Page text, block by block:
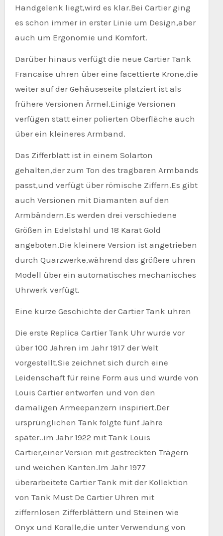
Handgelenk liegt,wird es klar.Bei Cartier ging
es schon immer in erster Linie um Design,aber
auch um Ergonomie und Komfort.
Darüber hinaus verfügt die neue Cartier Tank
Francaise uhren über eine facettierte Krone,die
weiter auf der Gehäuseseite platziert ist als
frühere Versionen Ärmel.Einige Versionen
verfügen statt einer polierten Oberfläche auch
über ein kleineres Armband.
Das Zifferblatt ist in einem Solarton
gehalten,der zum Ton des tragbaren Armbands
passt,und verfügt über römische Ziffern.Es gibt
auch Versionen mit Diamanten auf den
Armbändern.Es werden drei verschiedene
Größen in Edelstahl und 18 Karat Gold
angeboten.Die kleinere Version ist angetrieben
durch Quarzwerke,während das größere uhren
Modell über ein automatisches mechanisches
Uhrwerk verfügt.
Eine kurze Geschichte der Cartier Tank uhren
Die erste Replica Cartier Tank Uhr wurde vor
über 100 Jahren im Jahr 1917 der Welt
vorgestellt.Sie zeichnet sich durch eine
Leidenschaft für reine Form aus und wurde von
Louis Cartier entworfen und von den
damaligen Armeepanzern inspiriert.Der
ursprünglichen Tank folgte fünf Jahre
später..im Jahr 1922 mit Tank Louis
Cartier,einer Version mit gestreckten Trägern
und weichen Kanten.Im Jahr 1977
überarbeitete Cartier Tank mit der Kollektion
von Tank Must De Cartier Uhren mit
ziffernlosen Zifferblättern und Steinen wie
Onyx und Koralle,die unter Verwendung von